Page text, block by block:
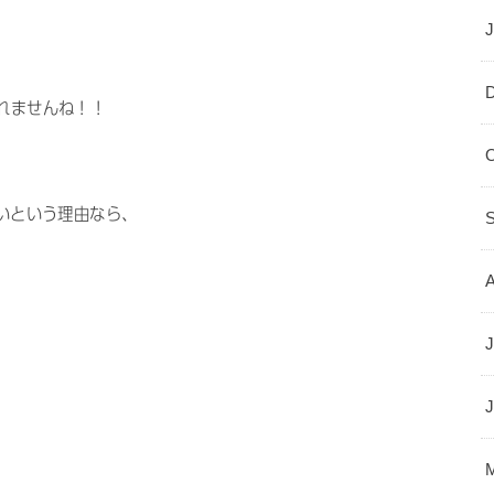
せんね！！
いう理由なら、